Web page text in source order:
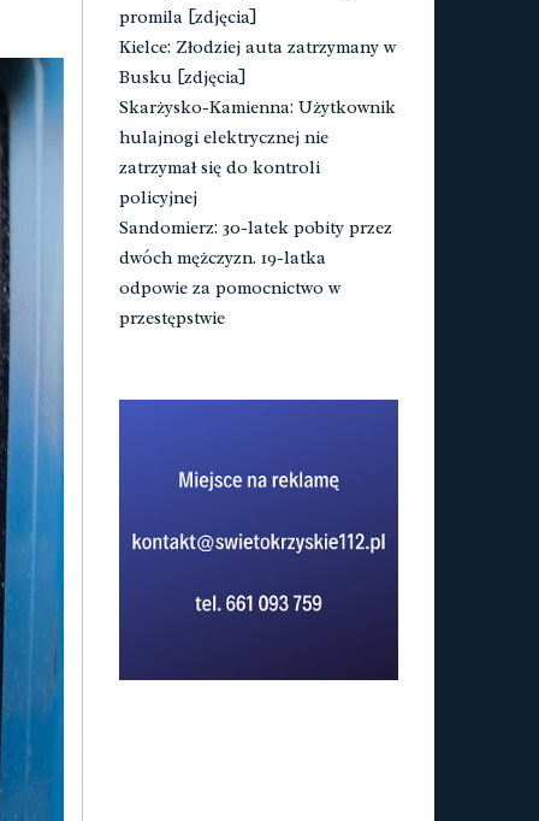
promila [zdjęcia]
Kielce: Złodziej auta zatrzymany w
Busku [zdjęcia]
Skarżysko-Kamienna: Użytkownik
hulajnogi elektrycznej nie
zatrzymał się do kontroli
policyjnej
Sandomierz: 30-latek pobity przez
dwóch mężczyzn. 19-latka
odpowie za pomocnictwo w
przestępstwie